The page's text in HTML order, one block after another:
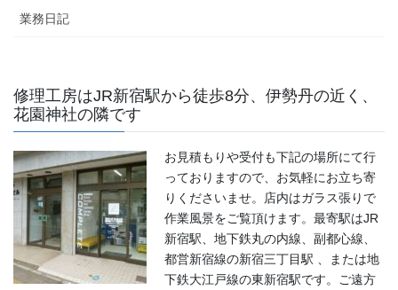
業務日記
修理工房はJR新宿駅から徒歩8分、伊勢丹の近く、
花園神社の隣です
お見積もりや受付も下記の場所にて行
っておりますので、お気軽にお立ち寄
りくださいませ。店内はガラス張りで
作業風景をご覧頂けます。最寄駅はJR
新宿駅、地下鉄丸の内線、副都心線、
都営新宿線の新宿三丁目駅 、または地
下鉄大江戸線の東新宿駅です。ご遠方